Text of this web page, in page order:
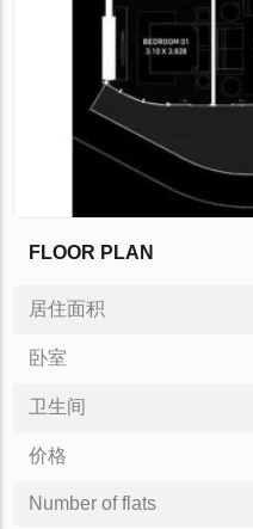
FLOOR PLAN
居住面积
卧室
卫生间
价格
Number of flats